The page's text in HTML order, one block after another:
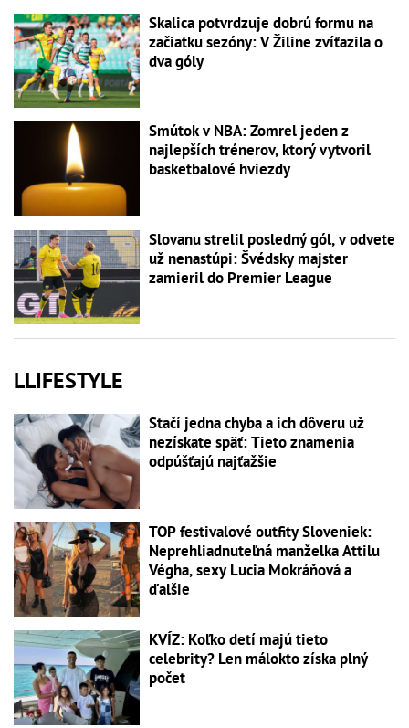
Skalica potvrdzuje dobrú formu na
začiatku sezóny: V Žiline zvíťazila o
dva góly
Smútok v NBA: Zomrel jeden z
najlepších trénerov, ktorý vytvoril
basketbalové hviezdy
Slovanu strelil posledný gól, v odvete
už nenastúpi: Švédsky majster
zamieril do Premier League
LLIFESTYLE
Stačí jedna chyba a ich dôveru už
nezískate späť: Tieto znamenia
odpúšťajú najťažšie
TOP festivalové outfity Sloveniek:
Neprehliadnuteľná manželka Attilu
Végha, sexy Lucia Mokráňová a
ďalšie
KVÍZ: Koľko detí majú tieto
celebrity? Len málokto získa plný
počet